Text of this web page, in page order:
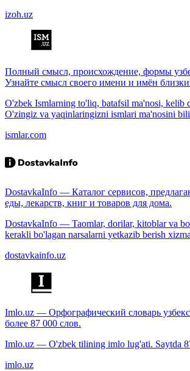
izoh.uz
Полный смысл, происхождение, формы
Узнайте смысл своего имени и имён
O'zbek Ismlarning to'liq, batafsil ma'nosi, kelib
O'zingiz va yaqinlaringizni ismlari ma'nosini
ismlar.com
DostavkaInfo — Каталог сервисов,
еды, лекарств, книг и товаров для дома.
DostavkaInfo — Taomlar, dorilar, kitoblar va
kerakli bo'lagan narsalarni yetkazib berish
dostavkainfo.uz
Imlo.uz — Орфографический словарь
более 87 000 слов.
Imlo.uz — O'zbek tilining imlo lug'ati. Saytda
imlo.uz